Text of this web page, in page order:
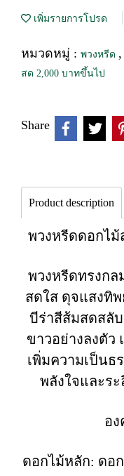
เพิ่มรายการโปรด
หมวดหมู่ : พวงหรีด ,
สด 2,000 บาทขึ้นไป
Share
Product description
พวงหรีดดอกไม้
พวงหรีดทรงก
สดใส ดุจแสงทิ
บีร่าสีส้มสดสลั
ขาวอย่างลงตัว
เพิ่มความเป็นธ
พลังใจและร
อ
ดอกไม้หลัก: ดอ